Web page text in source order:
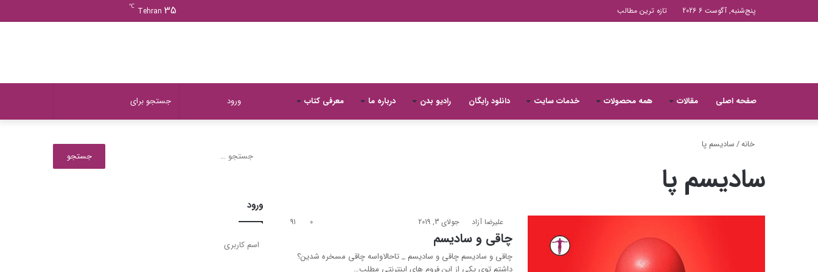
پنج‌شنبه, آگوست 6 2026 تازه ترین مطالب Tehran 35
℃
صفحه اصلی مقالات همه محصولات خدمات سایت دانلود رایگان رادیو بدن درباره ما معرفی کتاب ورود
خانه/سادیسم پا
سادیسم پا
علیرضا آزاد جولای 3, 2019 0
91
چاقی و سادیسم
چاقی و سادیسم چاقی و سادیسم _ تاحالاواسه چاقی مسخره شدین؟
داشتم توی یکی از این فروم های اینترنتی مطلب…
ورود